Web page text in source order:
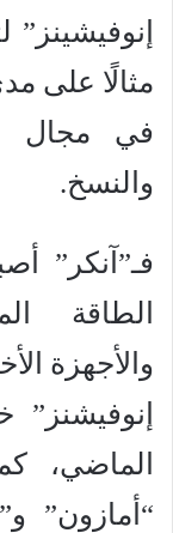
إنوفيشينز”
مثالًا على
في مجال
والنسخ.
فـ”آنكر”
الطاقة
والأجهزة
إنوفيشنز”
الماضي،
“أمازون”